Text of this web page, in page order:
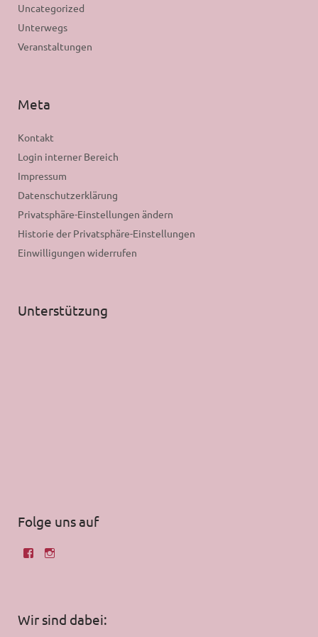
Uncategorized
Unterwegs
Veranstaltungen
Meta
Kontakt
Login interner Bereich
Impressum
Datenschutzerklärung
Privatsphäre-Einstellungen ändern
Historie der Privatsphäre-Einstellungen
Einwilligungen widerrufen
Unterstützung
Folge uns auf
Wir sind dabei: